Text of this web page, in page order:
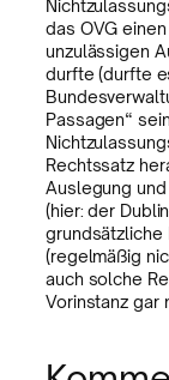
das OVG
unzulässigen
durfte (durfte
Passagen“
Rechtssatz
Auslegung
(hier: der
grundsätzliche
(regelmäßig
auch solche
Vorinstanz gar